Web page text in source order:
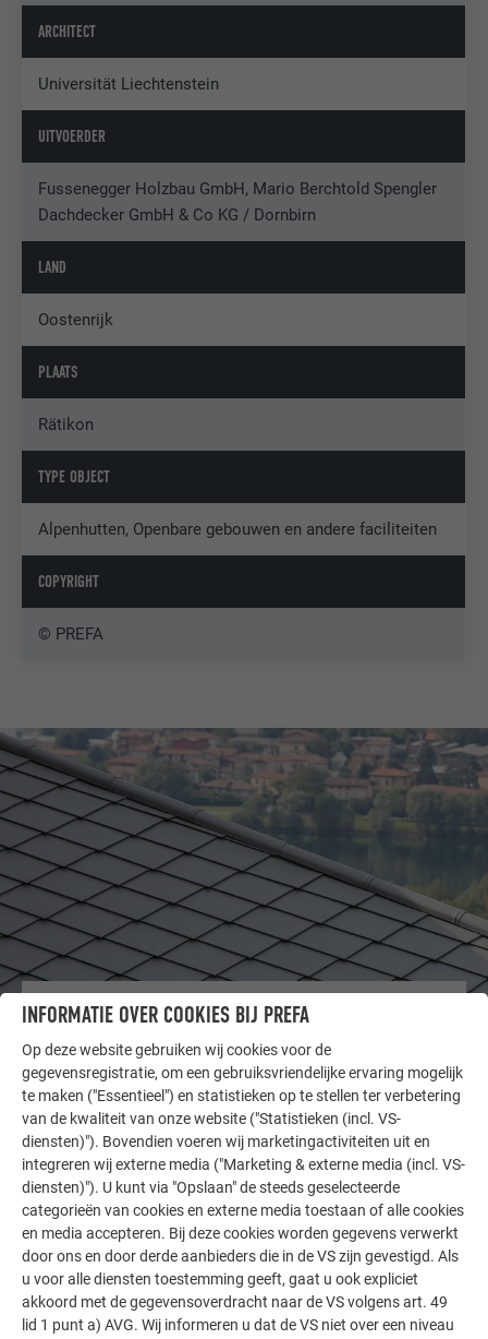
ARCHITECT
Universität Liechtenstein
UITVOERDER
Fussenegger Holzbau GmbH, Mario Berchtold Spengler
Dachdecker GmbH & Co KG / Dornbirn
LAND
Oostenrijk
PLAATS
Rätikon
TYPE OBJECT
Alpenhutten, Openbare gebouwen en andere faciliteiten
COPYRIGHT
© PREFA
LAAT U INSPIREREN
ANDERE OBJECTEN
De PREFA referentiegallerij laat zien hoe veelzijdig
aluminium kan worden toegepast. Ontdek meer
indrukwekkende projecten met de duurzame PREFA
aluminiumoplossingen voor dak, zonne-energie en
gevel.
MEER REFERENTIES BEKIJKEN
INFORMATIE OVER COOKIES BIJ PREFA
Op deze website gebruiken wij cookies voor de
gegevensregistratie, om een gebruiksvriendelijke ervaring mogelijk
te maken ("Essentieel") en statistieken op te stellen ter verbetering
van de kwaliteit van onze website ("Statistieken (incl. VS-
diensten)"). Bovendien voeren wij marketingactiviteiten uit en
integreren wij externe media ("Marketing & externe media (incl. VS-
diensten)"). U kunt via "Opslaan" de steeds geselecteerde
categorieën van cookies en externe media toestaan of alle cookies
en media accepteren. Bij deze cookies worden gegevens verwerkt
door ons en door derde aanbieders die in de VS zijn gevestigd. Als
u voor alle diensten toestemming geeft, gaat u ook expliciet
akkoord met de gegevensoverdracht naar de VS volgens art. 49
lid 1 punt a) AVG. Wij informeren u dat de VS niet over een niveau